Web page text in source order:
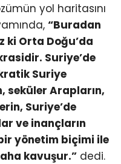
yol haritasını
“Buradan
ki Orta Doğu’da
Suriye’de
Suriye
seküler Arapların,
Suriye’de
ve inançların
yönetim biçimi ile
kavuşur.” dedi.